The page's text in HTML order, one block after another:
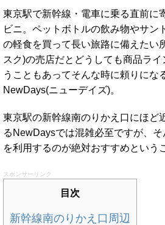
東京駅で新幹線・電車に乗る直前に
ビニ。ペットボトルの飲み物やサン
の軽食を買って長い旅路に備えたい
スク)の売店だとどうしても商品ラ
うこともあってそんな時に頼りにな
NewDays(ニューデイズ)。
東京駅の新幹線南のりかえ口にほど
るNewDaysでは混雑必至ですが、そ
を利用するのが絶対おすすめという
スポンサーリンク
目次
新幹線南のりかえ口周辺